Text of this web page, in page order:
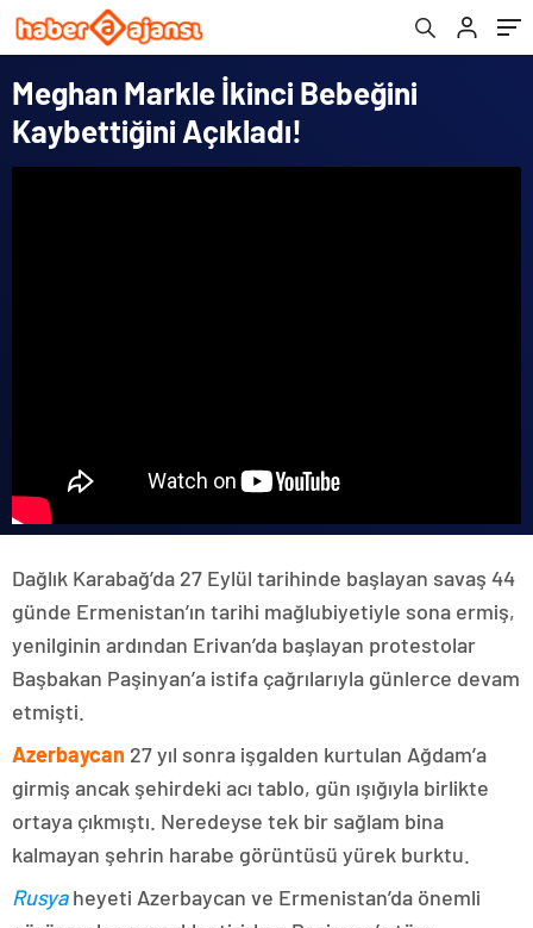
Meghan Markle İkinci Bebeğini
Kaybettiğini Açıkladı!
Dağlık Karabağ’da 27 Eylül tarihinde başlayan savaş 44
günde Ermenistan’ın tarihi mağlubiyetiyle sona ermiş,
yenilginin ardından Erivan’da başlayan protestolar
Başbakan Paşinyan’a istifa çağrılarıyla günlerce devam
etmişti.
Azerbaycan 27 yıl sonra işgalden kurtulan Ağdam’a
girmiş ancak şehirdeki acı tablo, gün ışığıyla birlikte
ortaya çıkmıştı. Neredeyse tek bir sağlam bina
kalmayan şehrin harabe görüntüsü yürek burktu.
Rusyaheyeti Azerbaycan ve Ermenistan’da önemli